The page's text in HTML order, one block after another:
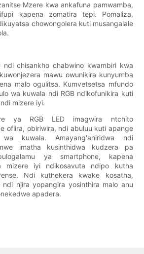
Mzere kwa ankafuna pamwamba,
kapena zomatira tepi. Pomaliza,
chowongolera kuti musangalale
ndi chisankho chabwino kwambiri kwa
mawu owunikira kunyumba
malo ogulitsa. Kumvetsetsa mfundo
wa kuwala ndi RGB ndikofunikira kuti
mizere iyi.
ya RGB LED imagwira ntchito
ofiira, obiriwira, ndi abuluu kuti apange
kuwala. Amayang'aniridwa ndi
imatha kusinthidwa kudzera pa
ya smartphone, kapena
mizere iyi ndikosavuta ndipo kutha
Ndi kuthekera kwake kosatha,
ndi njira yopangira yosinthira malo anu
apadera.